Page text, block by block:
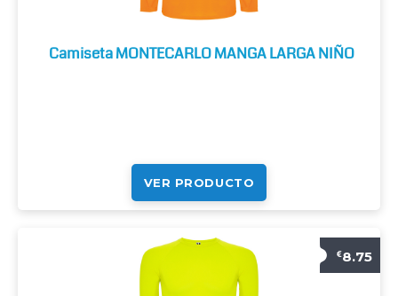
Camiseta MONTECARLO MANGA LARGA NIÑO
VER PRODUCTO
€8.75